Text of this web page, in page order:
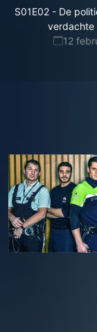
S01E02 - De
verdachte
12